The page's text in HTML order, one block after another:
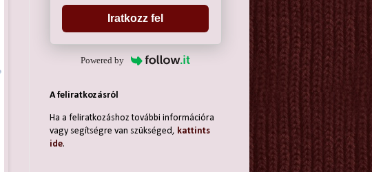
Iratkozz fel
Powered by
A feliratkozásról
Ha a feliratkozáshoz további információra
vagy segítségre van szükséged, kattints
ide.